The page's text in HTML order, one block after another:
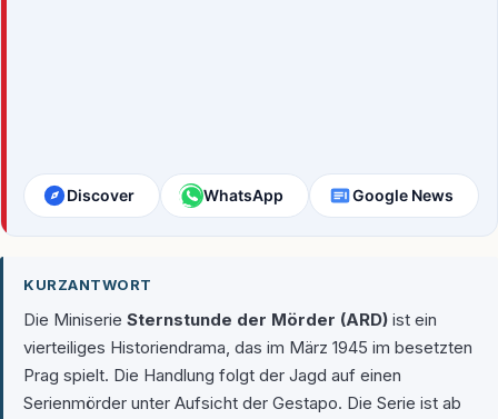
Discover WhatsApp Google News
KURZANTWORT
Die Miniserie Sternstunde der Mörder (ARD) ist ein
vierteiliges Historiendrama, das im März 1945 im besetzten
Prag spielt. Die Handlung folgt der Jagd auf einen
Serienmörder unter Aufsicht der Gestapo. Die Serie ist ab